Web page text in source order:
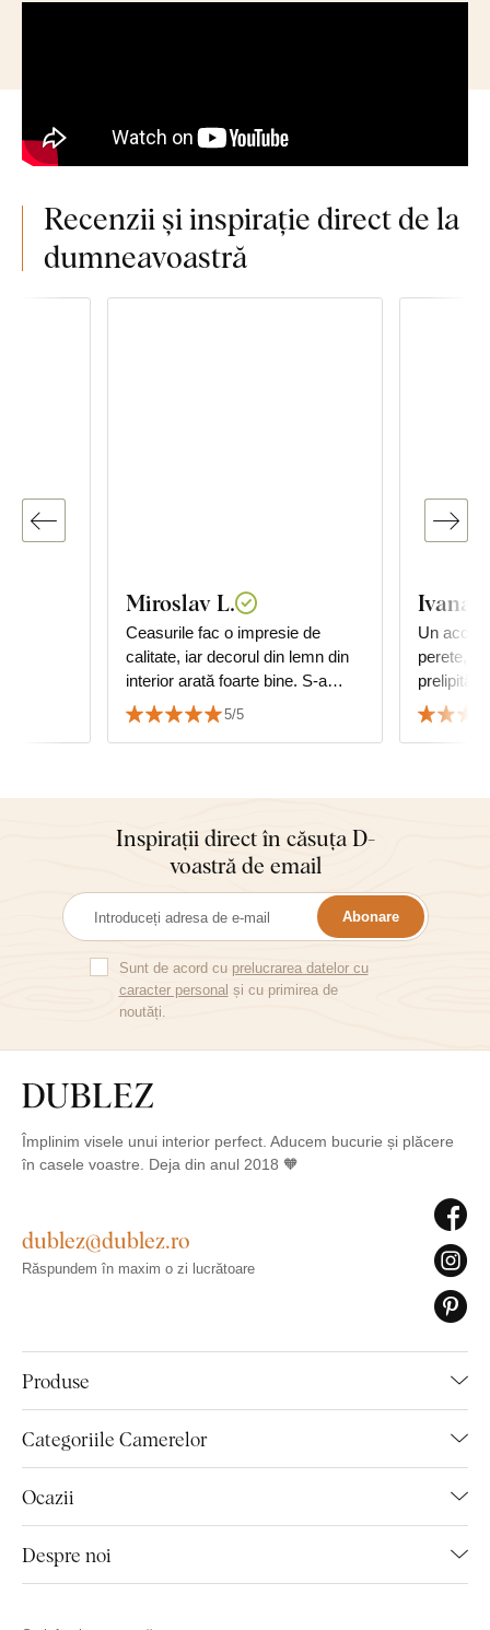
Recenzii și inspirație direct de la
dumneavoastră
Miroslav L.
Ceasurile fac o impresie de
calitate, iar decorul din lemn din
interior arată foarte bine. S-a
reușit să se potrivească cu
decorul podelei.
5/5
Ivana
Un
perete,
prelipită,
calitate...
Inspirații direct în căsuța D-
voastră de email
Abonare
Sunt de acord cu prelucrarea datelor cu
caracter personal și cu primirea de
noutăți.
Împlinim visele unui interior perfect. Aducem bucurie și plăcere
în casele voastre. Deja din anul 2018 🧡
Produse
Categoriile Camerelor
Ocazii
Despre noi
dublez@dublez.ro
Răspundem în maxim o zi lucrătoare